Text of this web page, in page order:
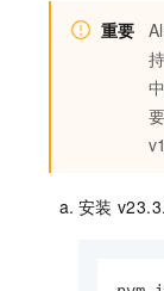
重要
安装